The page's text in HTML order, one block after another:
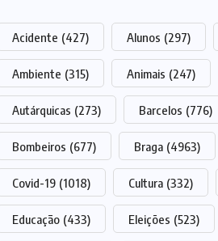
Acidente (427) Alunos (297)
Ambiente (315) Animais (247)
Autárquicas (273) Barcelos (776)
Bombeiros (677) Braga (4963)
Covid-19 (1018) Cultura (332)
Educação (433) Eleições (523)